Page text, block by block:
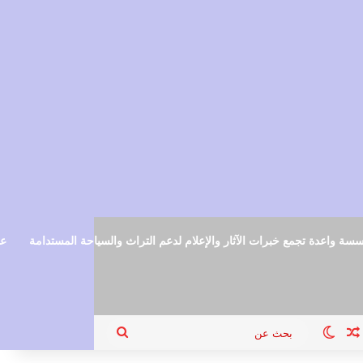
واعدة تجمع خبرات الآثار والإعلام لدعم التراث والسياحة المستدامة
الدخول
مقال عشوائي
الوضع المظلم
بحث